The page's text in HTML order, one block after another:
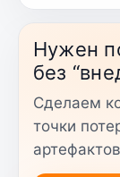
Нужен
без
Сделаем
точки